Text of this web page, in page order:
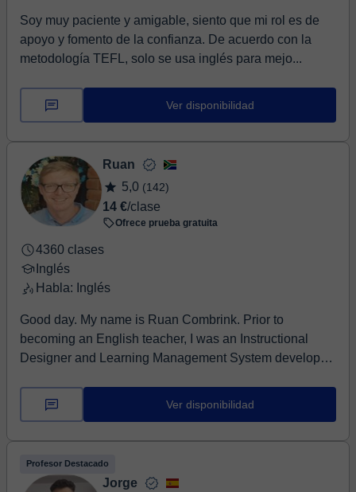
Soy muy paciente y amigable, siento que mi rol es de
apoyo y fomento de la confianza. De acuerdo con la
metodología TEFL, solo se usa inglés para mejo...
Ver disponibilidad
Ruan
5,0 (142)
14 €/clase
Ofrece prueba gratuita
4360 clases
Inglés
Habla: Inglés
Good day. My name is Ruan Combrink. Prior to
becoming an English teacher, I was an Instructional
Designer and Learning Management System developer
Ver disponibilidad
Profesor Destacado
Jorge